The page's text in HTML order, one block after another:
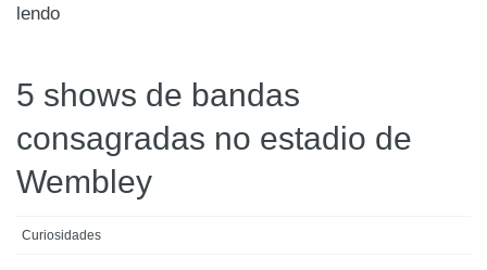
lendo
5 shows de bandas
consagradas no estadio de
Wembley
Curiosidades